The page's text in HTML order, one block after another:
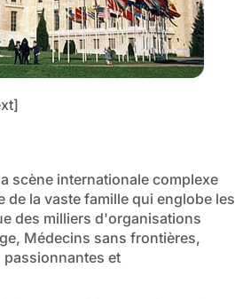
scène internationale complexe
la vaste famille qui englobe les
des milliers d'organisations
Médecins sans frontières,
passionnantes et